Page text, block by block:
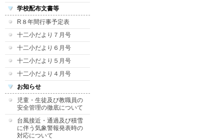
学校配布文書等
R８年間行事予定表
十二小だより７月号
十二小だより６月号
十二小だより５月号
十二小だより４月号
お知らせ
児童・生徒及び教職員の
安全管理の徹底について
台風接近・通過及び積雪
に伴う気象警報発表時の
対応について